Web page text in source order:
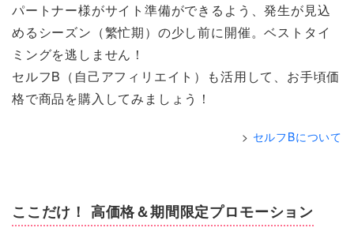
パートナー様がサイト準備ができるよう、発生が見込
めるシーズン（繁忙期）の少し前に開催。ベストタイ
ミングを逃しません！
セルフB（自己アフィリエイト）も活用して、お手頃価
格で商品を購入してみましょう！
セルフBについて
ここだけ！ 高価格＆期間限定プロモーション